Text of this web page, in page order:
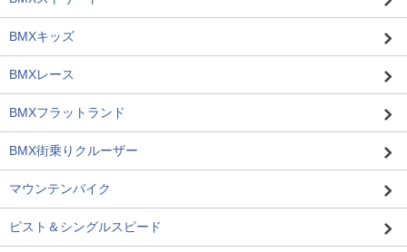
BMXキッズ
BMXレース
BMXフラットランド
BMX街乗りクルーザー
マウンテンバイク
ピスト＆シングルスピード